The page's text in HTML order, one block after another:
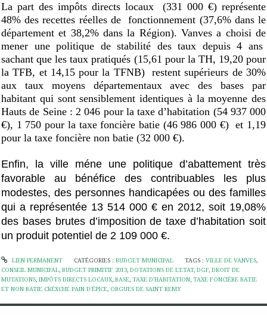
La part des impôts directs locaux
(331 000 €) représente
48% des recettes réelles de
fonctionnement (37,6% dans le
département et 38,2% dans la Région). Vanves a choisi de
mener une politique de stabilité des taux depuis 4 ans
sachant que les taux pratiqués (15,61 pour la TH, 19,20 pour
la TFB, et 14,15 pour la TFNB)
restent supérieurs de 30%
aux taux moyens départementaux avec des bases par
habitant qui sont sensiblement identiques à la moyenne des
Hauts de Seine : 2 046 pour la taxe d’habitation (54 937 000
€), 1 750 pour la taxe foncière batie (46 986 000 €) et 1,19
pour la taxe foncière non batie (32 000 €).
Enfin, la ville méne une politique d’abattement très
favorable au bénéfice des contribuables les plus
modestes, des personnes handicapées ou des familles
qui a représentée 13 514 000 € en 2012, soit 19,08%
des bases brutes d’imposition de taxe d’habitation soit
un produit potentiel de 2 109 000 €.
LIEN PERMANENT CATÉGORIES : BUDGET MUNICIPAL TAGS :VILLE DE VANVES,
CONSEIL MUNICIPAL, BUDGET PRIMITIF 2013, DOTATIONS DE L'ETAT, DGF, DROIT DE
MUTATIONS, IMPÔTS DIRECTS LOCAUX, BASE, TAXE D'HABITATION, TAXE FONCIÉRE BATIE
ET NON BATIE CRÉXCHE PAIN D'ÉPICE, ORGUES DE SAINT REMY